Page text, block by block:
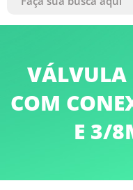
COM
E 3/